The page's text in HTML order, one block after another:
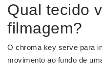
Qual tecido
filmagem?
O chroma key serve para
movimento ao fundo de